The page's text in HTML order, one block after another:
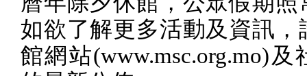
如欲了解更多活動及資訊，
館網站(www.msc.org.mo)及